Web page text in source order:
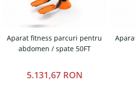
Cismea stradala / gradina
Tomberoane si Pubele de
Gunoi
Magazie pubele / tomberoane
Mobilier urban
Aparat fitness parcuri pentru
abdomen / spate 50FT
5.131,67 RON